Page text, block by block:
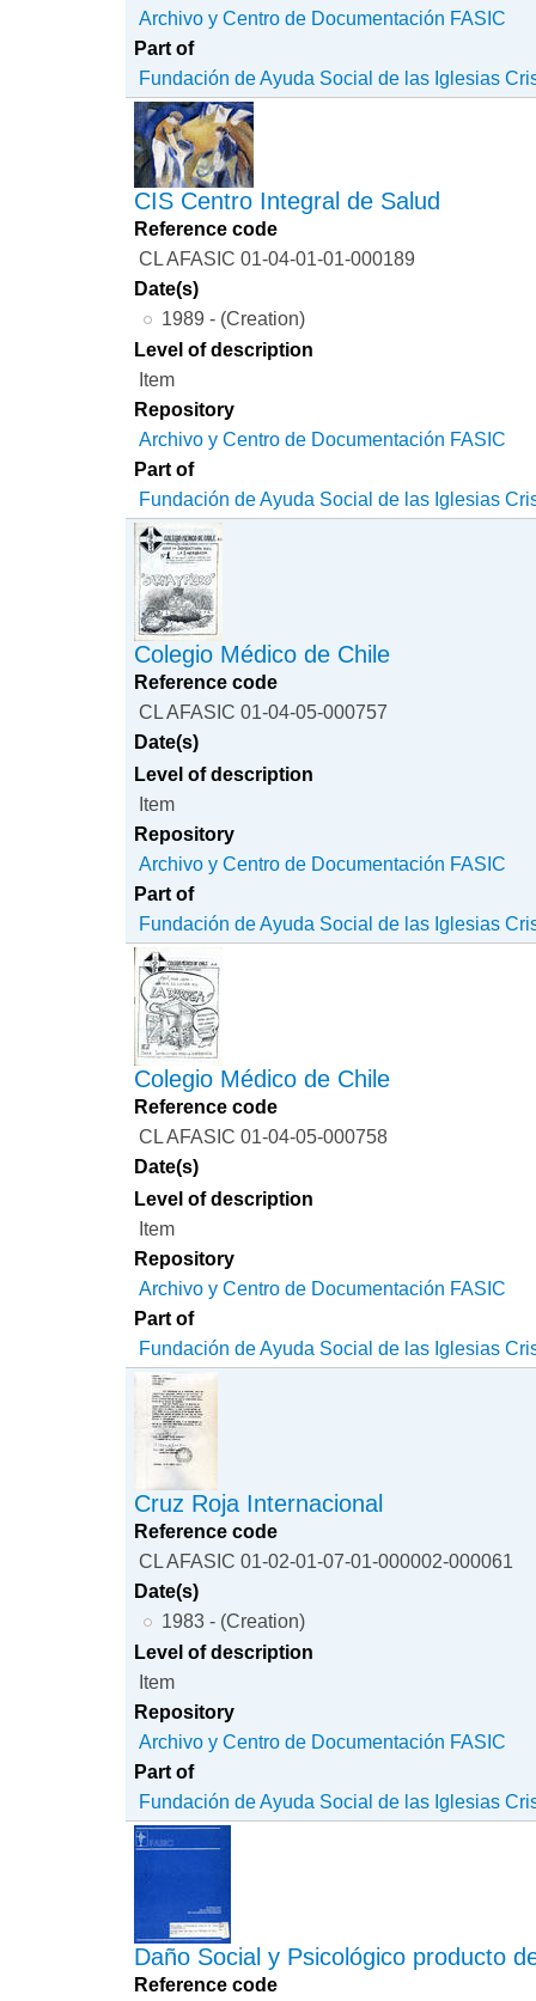
Archivo y Centro de Documentación FASIC
Part of
Fundación de Ayuda Social de las Iglesias
CIS Centro Integral de Salud
Reference code
CL AFASIC 01-04-01-01-000189
Date(s)
1989 - (Creation)
Level of description
Item
Repository
Archivo y Centro de Documentación FASIC
Part of
Fundación de Ayuda Social de las Iglesias
Colegio Médico de Chile
Reference code
CL AFASIC 01-04-05-000757
Date(s)
Level of description
Item
Repository
Archivo y Centro de Documentación FASIC
Part of
Fundación de Ayuda Social de las Iglesias
Colegio Médico de Chile
Reference code
CL AFASIC 01-04-05-000758
Date(s)
Level of description
Item
Repository
Archivo y Centro de Documentación FASIC
Part of
Fundación de Ayuda Social de las Iglesias
Cruz Roja Internacional
Reference code
CL AFASIC 01-02-01-07-01-000002-000061
Date(s)
1983 - (Creation)
Level of description
Item
Repository
Archivo y Centro de Documentación FASIC
Part of
Fundación de Ayuda Social de las Iglesias
Daño Social y Psicológico producto
Reference code